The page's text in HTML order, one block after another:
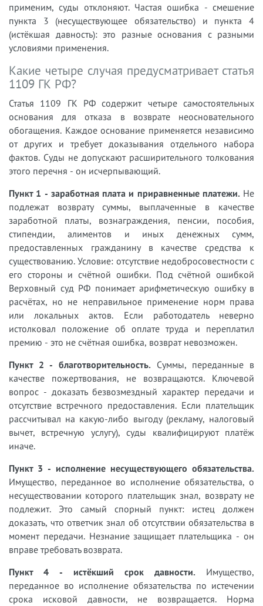
применим, суды отклоняют. Частая ошибка - смешение
пункта 3 (несуществующее обязательство) и пункта 4
(истёкшая давность): это разные основания с разными
условиями применения.
Какие четыре случая предусматривает статья
1109 ГК РФ?
Статья 1109 ГК РФ содержит четыре самостоятельных
основания для отказа в возврате неосновательного
обогащения. Каждое основание применяется независимо
от других и требует доказывания отдельного набора
фактов. Суды не допускают расширительного толкования
этого перечня - он исчерпывающий.
Пункт 1 - заработная плата и приравненные платежи. Не
подлежат возврату суммы, выплаченные в качестве
заработной платы, вознаграждения, пенсии, пособия,
стипендии, алиментов и иных денежных сумм,
предоставленных гражданину в качестве средства к
существованию. Условие: отсутствие недобросовестности с
его стороны и счётной ошибки. Под счётной ошибкой
Верховный суд РФ понимает арифметическую ошибку в
расчётах, но не неправильное применение норм права
или локальных актов. Если работодатель неверно
истолковал положение об оплате труда и переплатил
премию - это не счётная ошибка, возврат невозможен.
Пункт 2 - благотворительность. Суммы, переданные в
качестве пожертвования, не возвращаются. Ключевой
вопрос - доказать безвозмездный характер передачи и
отсутствие встречного предоставления. Если плательщик
рассчитывал на какую-либо выгоду (рекламу, налоговый
вычет, встречную услугу), суды квалифицируют платёж
иначе.
Пункт 3 - исполнение несуществующего обязательства.
Имущество, переданное во исполнение обязательства, о
несуществовании которого плательщик знал, возврату не
подлежит. Это самый спорный пункт: истец должен
доказать, что ответчик знал об отсутствии обязательства в
момент передачи. Незнание защищает плательщика - он
вправе требовать возврата.
Пункт 4 - истёкший срок давности. Имущество,
переданное во исполнение обязательства по истечении
срока исковой давности, не возвращается. Норма